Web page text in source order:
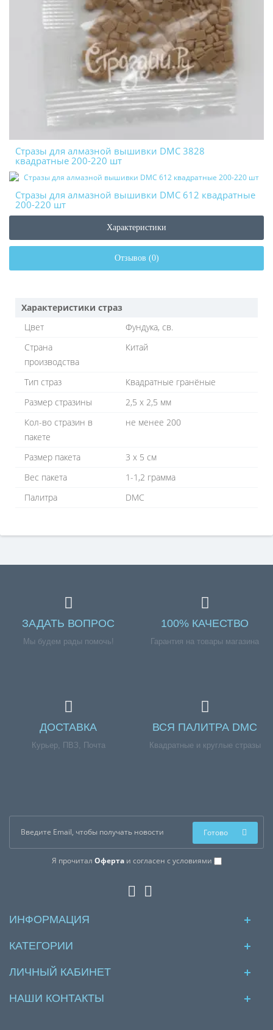
Стразы для алмазной вышивки DMC 3828
квадратные 200-220 шт
Стразы для алмазной вышивки DMC 612 квадратные
200-220 шт
Характеристики
Отзывов (0)
Характеристики страз
Цвет
Фундука, св.
Страна
производства
Китай
Тип страз
Квадратные гранёные
Размер стразины
2,5 х 2,5 мм
Кол-во стразин в
пакете
не менее 200
Размер пакета
3 х 5 см
Вес пакета
1-1,2 грамма
Палитра
DMC
ЗАДАТЬ ВОПРОС
Мы будем рады помочь!
100% КАЧЕСТВО
Гарантия на товары магазина
ДОСТАВКА
Курьер, ПВЗ, Почта
ВСЯ ПАЛИТРА DMC
Квадратные и круглые стразы
Я прочитал Офертаи согласен с условиями
Готово
ИНФОРМАЦИЯ
КАТЕГОРИИ
ЛИЧНЫЙ КАБИНЕТ
НАШИ КОНТАКТЫ